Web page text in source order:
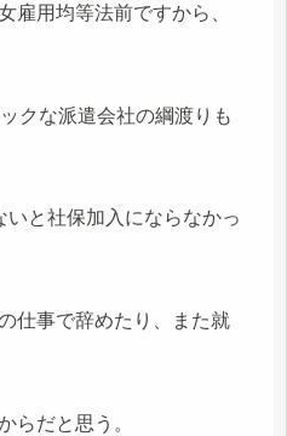
雇用均等法前ですから、
クな派遣会社の綱渡りも
と社保加入にならなかっ
仕事で辞めたり、また就
らだと思う。